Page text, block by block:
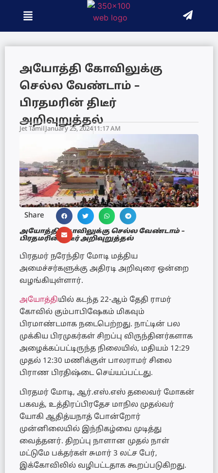
அயோத்தி கோவிலுக்கு
செல்ல வேண்டாம் –
பிரதமரின் திடீர்
அறிவுறுத்தல்
Jet Tamil January 25, 202411:17 AM
Share
அயோத்தி கோவிலுக்கு செல்ல வேண்டாம் –
பிரதமரின் திடீர் அறிவுறுத்தல்
பிரதமர் நரேந்திர மோடி மத்திய
அமைச்சர்களுக்கு அதிரடி அறிவுரை ஒன்றை
வழங்கியுள்ளார்.
அயோத்தியில் கடந்த 22-ஆம் தேதி ராமர்
கோவில் கும்பாபிஷேகம் மிகவும்
பிரமாண்டமாக நடைபெற்றது. நாட்டின் பல
முக்கிய பிரமுகர்கள் சிறப்பு விருந்தினர்களாக
அழைக்கப்பட்டிருந்த நிலையில், மதியம் 12:29
முதல் 12:30 மணிக்குள் பாலராமர் சிலை
பிராண பிரதிஷ்டை செய்யப்பட்டது.
பிரதமர் மோடி, ஆர்.எஸ்.எஸ் தலைவர் மோகன்
பகவத், உத்திரப்பிரதேச மாநில முதல்வர்
யோகி ஆதித்யநாத் போன்றோர்
முன்னிலையில் இந்நிகழ்வை முடித்து
வைத்தனர். திறப்பு நாளான முதல் நாள்
மட்டுமே பக்தர்கள் சுமார் 3 லட்ச பேர்,
இக்கோவிலில் வழிபட்டதாக கூறப்படுகிறது.